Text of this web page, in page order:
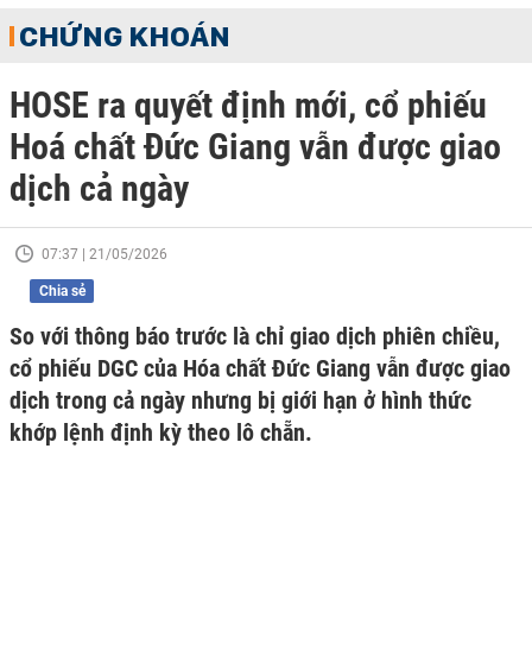
CHỨNG KHOÁN
HOSE ra quyết định mới, cổ phiếu
Hoá chất Đức Giang vẫn được giao
dịch cả ngày
07:37 | 21/05/2026
Chia sẻ
So với thông báo trước là chỉ giao dịch phiên chiều,
cổ phiếu DGC của Hóa chất Đức Giang vẫn được giao
dịch trong cả ngày nhưng bị giới hạn ở hình thức
khớp lệnh định kỳ theo lô chẵn.